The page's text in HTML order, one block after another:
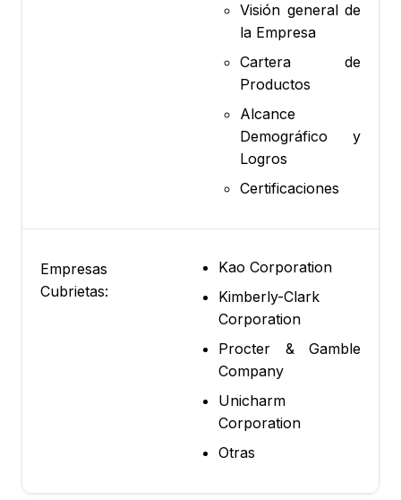
Visión general de
la Empresa
Cartera de
Productos
Alcance
Demográfico y
Logros
Certificaciones
Empresas
Cubrietas:
Kao Corporation
Kimberly-Clark
Corporation
Procter & Gamble
Company
Unicharm
Corporation
Otras